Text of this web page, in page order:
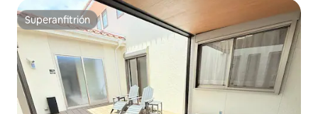
Superanfitrión
Superanfitrión